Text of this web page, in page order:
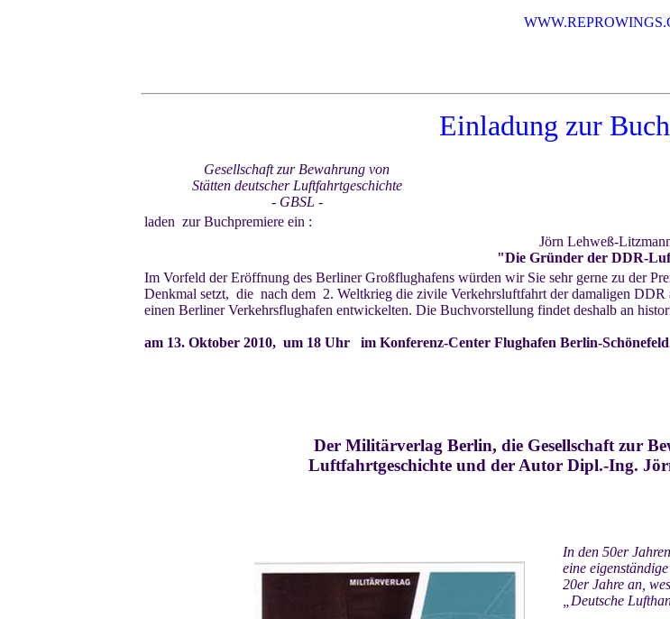
Einladung zur
Gesellschaft zur Bewahrung von
Stätten deutscher Luftfahrtgeschichte
- GBSL -
laden zur Buchpremiere ein :
Jörn Lehweß-
"Die Gründer der DDR-
Im Vorfeld der Eröffnung des Berliner Großflughafens würden wir Sie sehr gerne zu der
Denkmal setzt, die nach dem 2. Weltkrieg die zivile Verkehrsluftfahrt der damaligen
einen Berliner Verkehrsflughafen entwickelten. Die Buchvorstellung findet deshalb an
am 13. Oktober 2010, um 18 Uhr im Konferenz-Center Flughafen Berlin-
Der Militärverlag Berlin, die Gesellschaft zur
Luftfahrtgeschichte und der Autor Dipl.-Ing.
In den 50er
eine
20er Jahre an,
„Deutsche